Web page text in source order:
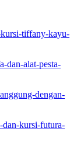
kursi-tiffany-kayu-
dan-alat-pesta-
dengan-
dan-kursi-futura-